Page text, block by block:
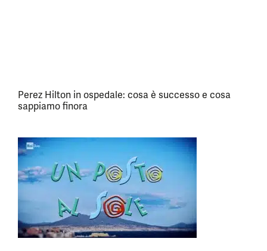
Perez Hilton in ospedale: cosa è successo e cosa
sappiamo finora